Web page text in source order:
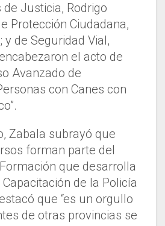
Justicia, Rodrigo
Protección Ciudadana,
y de Seguridad Vial,
el acto de
Avanzado de
con Canes con
Zabala subrayó que
forman parte del
que desarrolla
Capacitación de la Policía
que “es un orgullo
de otras provincias se